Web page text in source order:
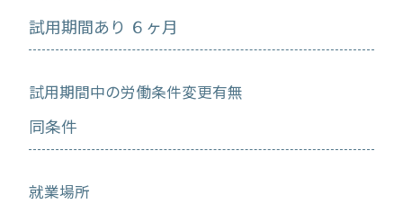
試用期間あり ６ヶ月
試用期間中の労働条件変更有無
同条件
就業場所